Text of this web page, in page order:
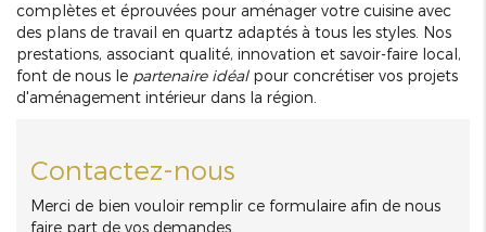
complètes et éprouvées pour aménager votre cuisine avec
des plans de travail en quartz adaptés à tous les styles. Nos
prestations, associant qualité, innovation et savoir-faire local,
font de nous le partenaire idéalpour concrétiser vos projets
d'aménagement intérieur dans la région.
Contactez-nous
Merci de bien vouloir remplir ce formulaire afin de nous
faire part de vos demandes.